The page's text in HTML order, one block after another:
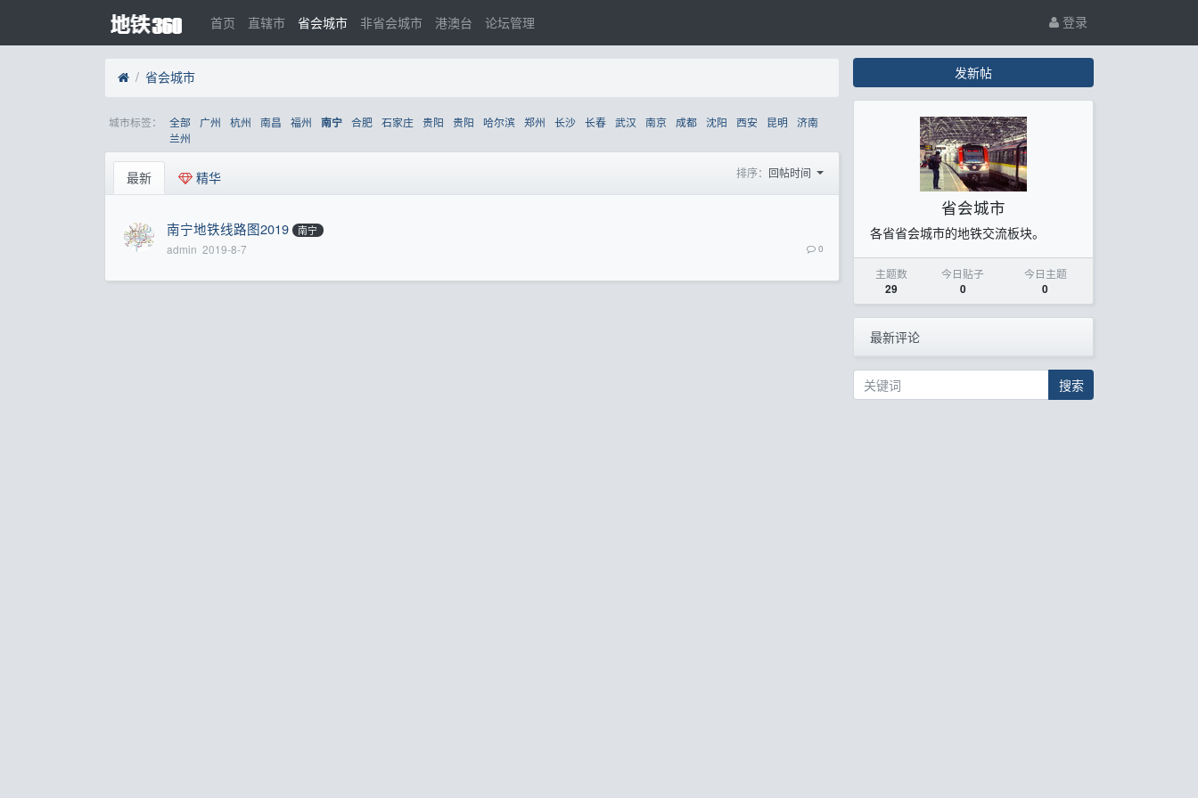
首页 直辖市 省会城市 非省会城市 港澳台 论坛管理 登录
省会城市
城市标签： 全部 广州 杭州 南昌 福州 南宁 合肥 石家庄 贵阳 贵阳 哈尔滨 郑州 长沙 长春 武汉 南京 成都 沈阳 西安 昆明
济南
兰州
最新 精华 排序： 回帖时间
南宁地铁线路图2019 南宁
admin 2019-8-7 0
发新帖
省会城市
各省省会城市的地铁交流板块。
主题数
29
今日贴子
0
今日主题
0
最新评论
搜索